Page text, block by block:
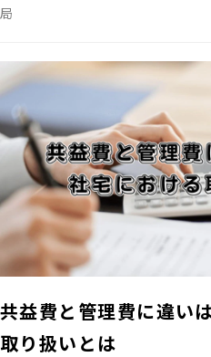
局
共益費と管理費に違い
取り扱いとは